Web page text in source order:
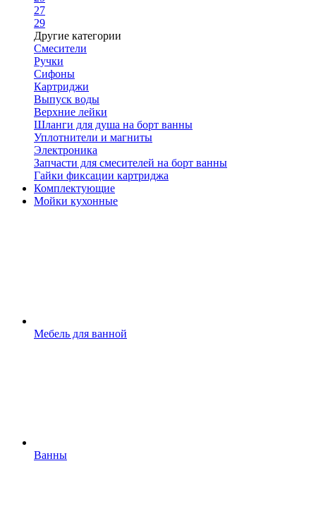
27
29
Другие категории
Смесители
Ручки
Сифоны
Картриджи
Выпуск воды
Верхние лейки
Шланги для душа на борт ванны
Уплотнители и магниты
Электроника
Запчасти для смесителей на борт ванны
Гайки фиксации картриджа
Комплектующие
Мойки кухонные
Мебель для ванной
Ванны